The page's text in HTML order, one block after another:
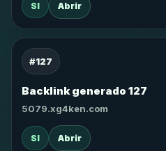
SI Abrir
#127
Backlink generado 127
5079.xg4ken.com
SI Abrir